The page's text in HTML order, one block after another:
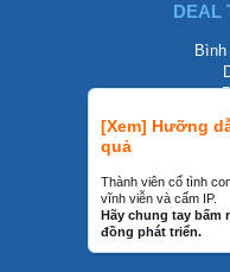
[Xem] Hưỡng
quả
Thành viên cố tình
vĩnh viễn và cấm IP.
Hãy chung tay bấm
đồng phát triển.
DEAL